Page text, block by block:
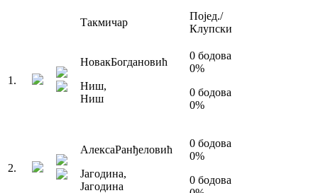
Такмичар
Појед./
Клупски
1 .
НовакБогдановић
Ниш,
Ниш
0 бодова
0%
0 бодова
0%
2.
АлексаРанђеловић
Јагодина,
Јагодина
0 бодова
0%
0 бодова